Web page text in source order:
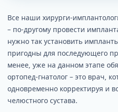
Все наши хирурги-
– по-другому провести
нужно так установить
пригодны для последующего
менее, уже на данном этапе
ортопед-гнатолог – это врач,
одновременно корректируя и
челюстного сустава.